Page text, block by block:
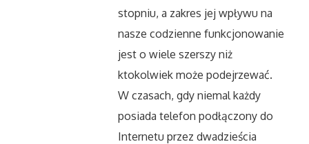
stopniu, a zakres jej wpływu na
nasze codzienne funkcjonowanie
jest o wiele szerszy niż
ktokolwiek może podejrzewać.
W czasach, gdy niemal każdy
posiada telefon podłączony do
Internetu przez dwadzieścia